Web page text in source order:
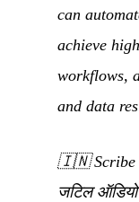
can
achieve
workflows,
and data
🇮🇳
जटिल